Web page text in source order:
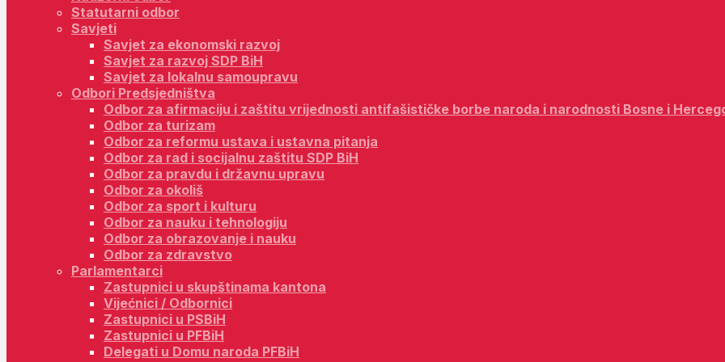
Statutarni odbor
Savjeti
Savjet za ekonomski razvoj
Savjet za razvoj SDP BiH
Savjet za lokalnu samoupravu
Odbori Predsjedništva
Odbor za afirmaciju i zaštitu vrijednosti antifašističke borbe naroda i narodnosti Bosne i
Odbor za turizam
Odbor za reformu ustava i ustavna pitanja
Odbor za rad i socijalnu zaštitu SDP BiH
Odbor za pravdu i državnu upravu
Odbor za okoliš
Odbor za sport i kulturu
Odbor za nauku i tehnologiju
Odbor za obrazovanje i nauku
Odbor za zdravstvo
Parlamentarci
Zastupnici u skupštinama kantona
Vijećnici / Odbornici
Zastupnici u PSBiH
Zastupnici u PFBiH
Delegati u Domu naroda PFBiH